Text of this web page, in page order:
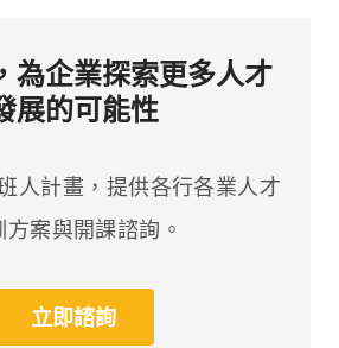
為企業探索更多人才
展的可能性
人計畫，提供各行各業人才
方案與開課諮詢。
立即諮詢